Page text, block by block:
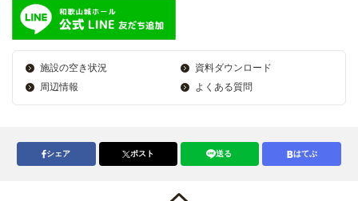
施設の空き状況
資料ダウンロード
周辺情報
よくある質問
シェア ポスト 送る はてぶ